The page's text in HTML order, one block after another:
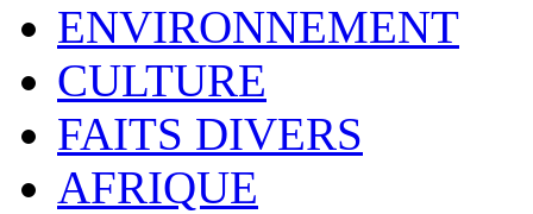
ENVIRONNEMENT
CULTURE
FAITS DIVERS
AFRIQUE